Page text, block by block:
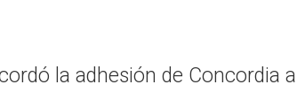
la adhesión de Concordia a